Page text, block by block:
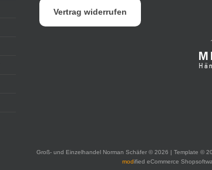
Vertrag widerrufen
Groß- und Einzelhandel Norman Schäfer © 2026 | Template ©
modified eCommerce